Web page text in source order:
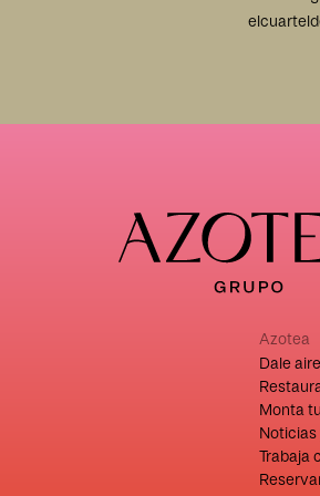
Azotea
Dale aire
Monta
Trabaja